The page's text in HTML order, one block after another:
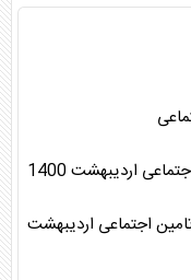
اردیبهشت 1400
اجتماعی اردیبهشت